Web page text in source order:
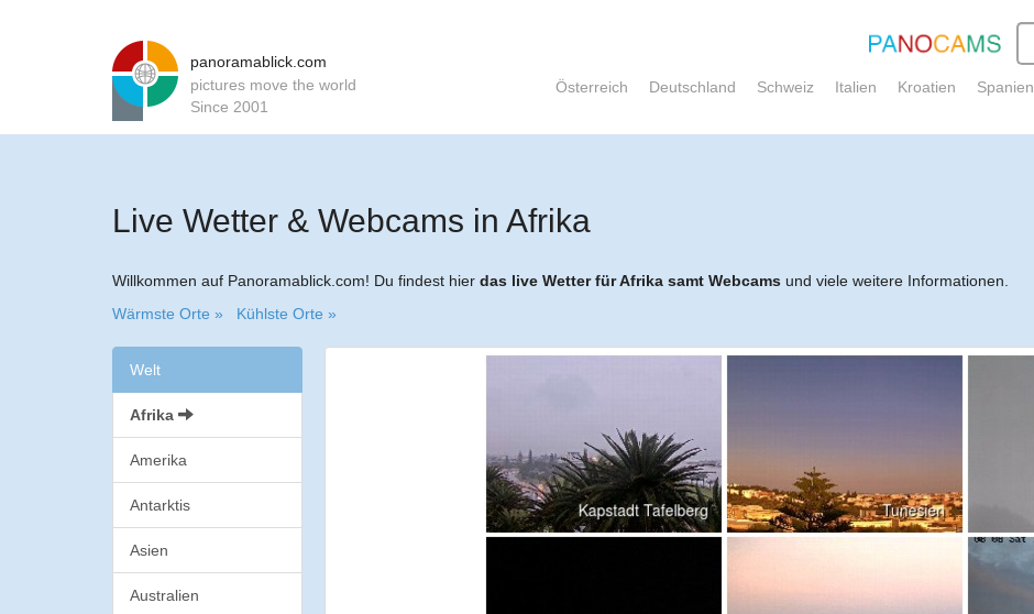
panoramablick.com
pictures move the world
Since 2001
Österreich Deutschland Schweiz Italien Kroatien Spanien
Live Wetter & Webcams in Afrika
Willkommen auf Panoramablick.com! Du findest hier das live Wetter für Afrika samt Webcams und viele weitere Informationen.
Wärmste Orte »
Kühlste Orte »
Welt
Afrika
Amerika
Antarktis
Asien
Australien